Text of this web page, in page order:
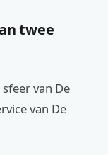
twee
van De
van De